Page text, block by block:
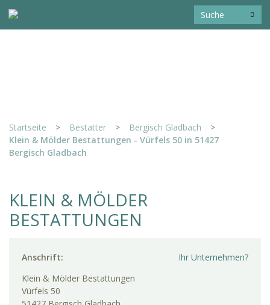
Startseite > Bestatter > Bergisch Gladbach
>
Klein & Mölder Bestattungen - Vürfels 50 in 51427
Bergisch Gladbach
KLEIN & MÖLDER
BESTATTUNGEN
Ihr Unternehmen?
Anschrift:
Klein & Mölder Bestattungen
Vürfels 50